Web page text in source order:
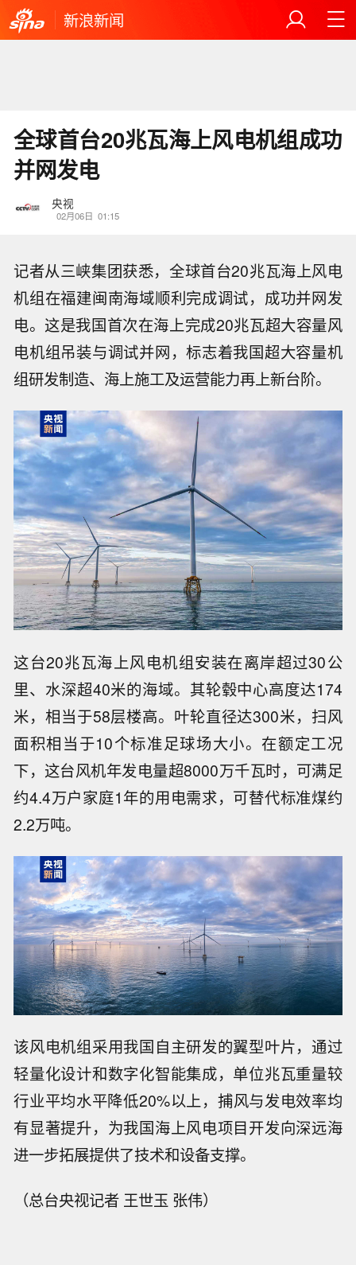
新浪新闻
全球首台20兆瓦海上风电机组成功
并网发电
央视
02月06日 01:15
记者从三峡集团获悉，全球首台20兆瓦海上风电
机组在福建闽南海域顺利完成调试，成功并网发
电。这是我国首次在海上完成20兆瓦超大容量风
电机组吊装与调试并网，标志着我国超大容量机
组研发制造、海上施工及运营能力再上新台阶。
这台20兆瓦海上风电机组安装在离岸超过30公
里、水深超40米的海域。其轮毂中心高度达174
米，相当于58层楼高。叶轮直径达300米，扫风
面积相当于10个标准足球场大小。在额定工况
下，这台风机年发电量超8000万千瓦时，可满足
约4.4万户家庭1年的用电需求，可替代标准煤约
2.2万吨。
该风电机组采用我国自主研发的翼型叶片，通过
轻量化设计和数字化智能集成，单位兆瓦重量较
行业平均水平降低20%以上，捕风与发电效率均
有显著提升，为我国海上风电项目开发向深远海
进一步拓展提供了技术和设备支撑。
（总台央视记者 王世玉 张伟）